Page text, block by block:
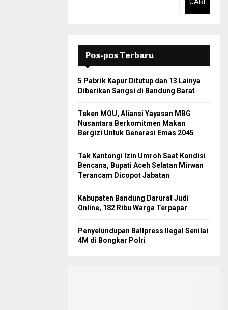
CARI
Pos-pos Terbaru
5 Pabrik Kapur Ditutup dan 13 Lainya
Diberikan Sangsi di Bandung Barat
Teken MOU, Aliansi Yayasan MBG
Nusantara Berkomitmen Makan
Bergizi Untuk Generasi Emas 2045
Tak Kantongi Izin Umroh Saat Kondisi
Bencana, Bupati Aceh Selatan Mirwan
Terancam Dicopot Jabatan
Kabupaten Bandung Darurat Judi
Online, 182 Ribu Warga Terpapar
Penyelundupan Ballpress Ilegal Senilai
4M di Bongkar Polri